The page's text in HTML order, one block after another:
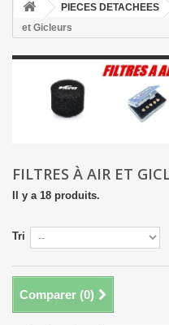
PIECES DETACHEES
et Gicleurs
FILTRES À AIR ET
Il y a 18 produits.
Tri
Comparer (0)